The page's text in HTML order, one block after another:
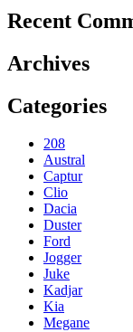
Recent
Archives
Categories
208
Austral
Captur
Clio
Dacia
Duster
Ford
Jogger
Juke
Kadjar
Kia
Megane